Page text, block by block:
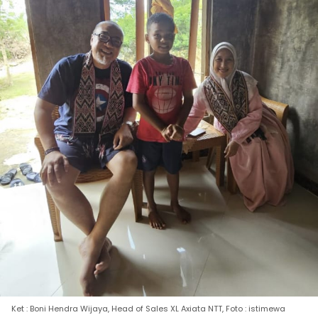
Ket : Boni Hendra Wijaya, Head of Sales XL Axiata NTT, Foto : istimewa